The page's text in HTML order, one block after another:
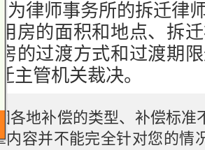
为律师事务所的拆迁律
房的面积和地点、 拆
房的过渡方式和过渡期
主管机关裁决。
因各地补偿的类型、补偿标
内容并不能完全针对您的情